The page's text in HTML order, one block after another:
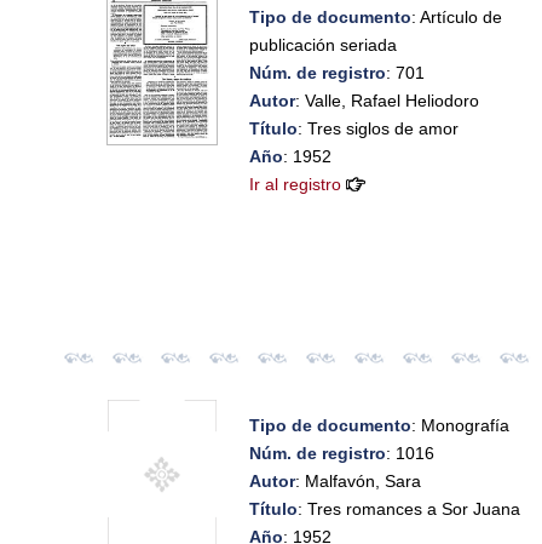
Tipo de documento: Artículo de
publicación seriada
Núm. de registro: 701
Autor: Valle, Rafael Heliodoro
Título: Tres siglos de amor
Año: 1952
Ir al registro
Tipo de documento: Monografía
Núm. de registro: 1016
Autor: Malfavón, Sara
Título: Tres romances a Sor Juana
Año: 1952